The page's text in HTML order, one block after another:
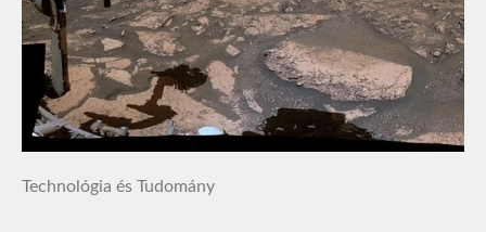
Technológia és Tudomány